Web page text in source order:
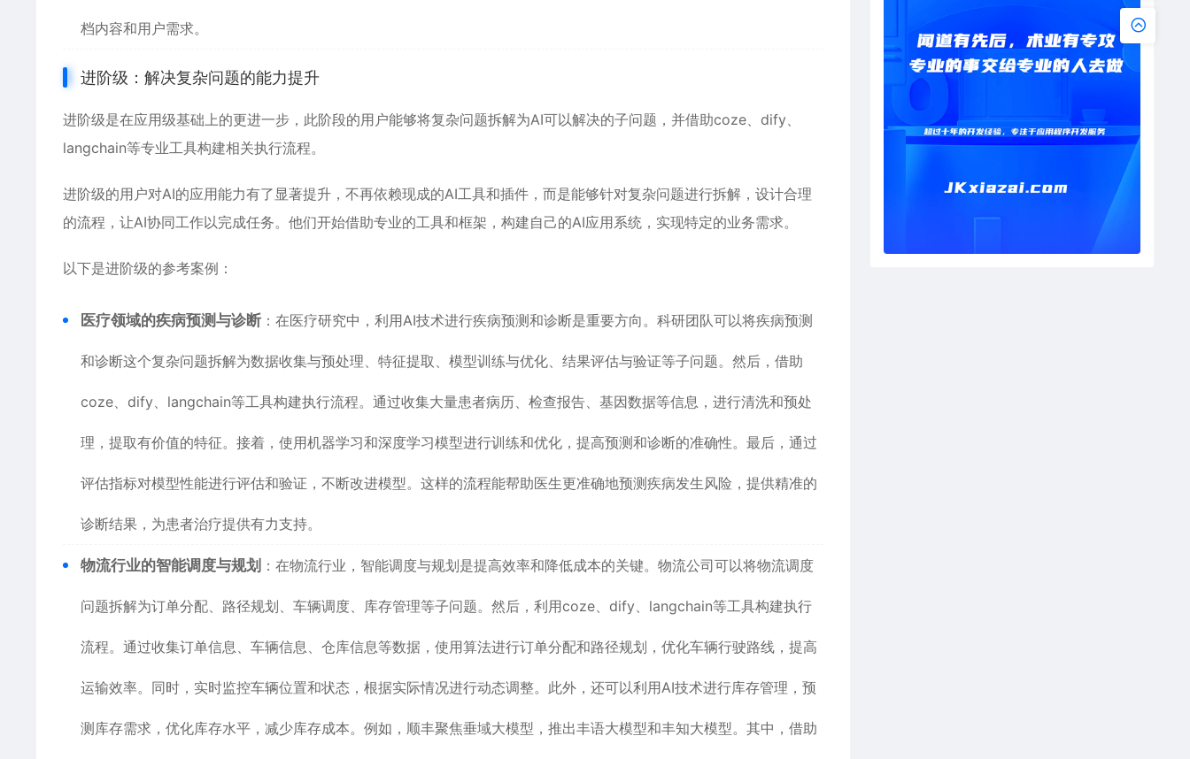
档内容和用户需求。
进阶级：解决复杂问题的能力提升
进阶级是在应用级基础上的更进一步，此阶段的用户能够将复杂问题拆解为AI可以解决的子问题，并借助coze、dify、
langchain等专业工具构建相关执行流程。
进阶级的用户对AI的应用能力有了显著提升，不再依赖现成的AI工具和插件，而是能够针对复杂问题进行拆解，设计合理
的流程，让AI协同工作以完成任务。他们开始借助专业的工具和框架，构建自己的AI应用系统，实现特定的业务需求。
以下是进阶级的参考案例：
医疗领域的疾病预测与诊断 ：在医疗研究中，利用AI技术进行疾病预测和诊断是重要方向。科研团队可以将疾病预测
和诊断这个复杂问题拆解为数据收集与预处理、特征提取、模型训练与优化、结果评估与验证等子问题。然后，借助
coze、dify、langchain等工具构建执行流程。通过收集大量患者病历、检查报告、基因数据等信息，进行清洗和预处
理，提取有价值的特征。接着，使用机器学习和深度学习模型进行训练和优化，提高预测和诊断的准确性。最后，通过
评估指标对模型性能进行评估和验证，不断改进模型。这样的流程能帮助医生更准确地预测疾病发生风险，提供精准的
诊断结果，为患者治疗提供有力支持。
物流行业的智能调度与规划 ：在物流行业，智能调度与规划是提高效率和降低成本的关键。物流公司可以将物流调度
问题拆解为订单分配、路径规划、车辆调度、库存管理等子问题。然后，利用coze、dify、langchain等工具构建执行
流程。通过收集订单信息、车辆信息、仓库信息等数据，使用算法进行订单分配和路径规划，优化车辆行驶路线，提高
运输效率。同时，实时监控车辆位置和状态，根据实际情况进行动态调整。此外，还可以利用AI技术进行库存管理，预
测库存需求，优化库存水平，减少库存成本。例如，顺丰聚焦垂域大模型，推出丰语大模型和丰知大模型。其中，借助